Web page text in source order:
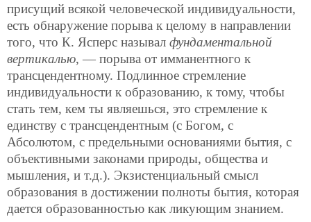
присущий всякой человеческой индивидуальности,
есть обнаружение порыва к целому в направлении
того, что К. Ясперс называл фундаментальной
вертикалью, — порыва от имманентного к
трансцендентному. Подлинное стремление
индивидуальности к образованию, к тому, чтобы
стать тем, кем ты являешься, это стремление к
единству с трансцендентным (с Богом, с
Абсолютом, с предельными основаниями бытия, с
объективными законами природы, общества и
мышления, и т.д.). Экзистенциальный смысл
образования в достижении полноты бытия, которая
дается образованностью как ликующим знанием.